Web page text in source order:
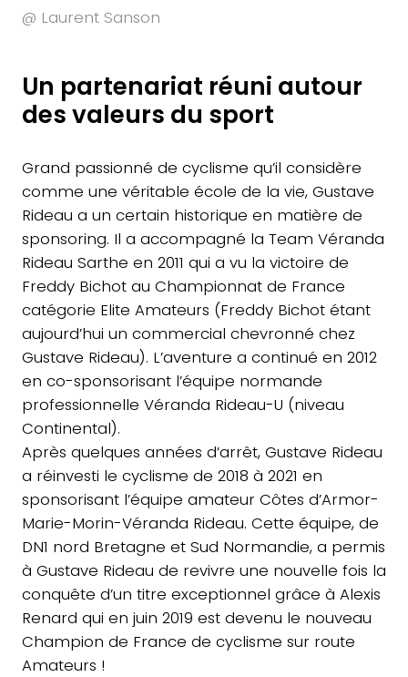
@ Laurent Sanson
Un partenariat réuni autour
des valeurs du sport
Grand passionné de cyclisme qu’il considère
comme une véritable école de la vie, Gustave
Rideau a un certain historique en matière de
sponsoring. Il a accompagné la Team Véranda
Rideau Sarthe en 2011 qui a vu la victoire de
Freddy Bichot au Championnat de France
catégorie Elite Amateurs (Freddy Bichot étant
aujourd’hui un commercial chevronné chez
Gustave Rideau). L’aventure a continué en 2012
en co-sponsorisant l’équipe normande
professionnelle Véranda Rideau-U (niveau
Continental).
Après quelques années d’arrêt, Gustave Rideau
a réinvesti le cyclisme de 2018 à 2021 en
sponsorisant l’équipe amateur Côtes d’Armor-
Marie-Morin-Véranda Rideau. Cette équipe, de
DN1 nord Bretagne et Sud Normandie, a permis
à Gustave Rideau de revivre une nouvelle fois la
conquête d’un titre exceptionnel grâce à Alexis
Renard qui en juin 2019 est devenu le nouveau
Champion de France de cyclisme sur route
Amateurs !